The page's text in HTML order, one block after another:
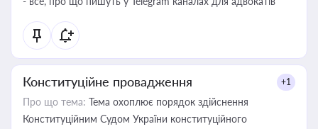
Конституційне провадження +1
Про що тема: Тема охоплює порядок здійснення
Конституційним Судом України конституційного